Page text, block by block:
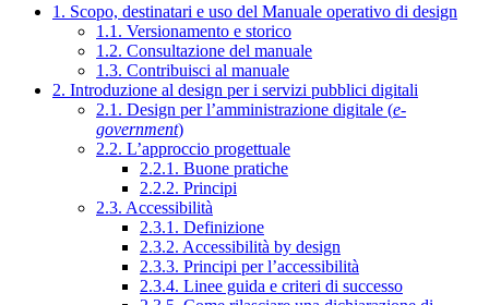
1. Scopo, destinatari e uso del Manuale operativo di design
1.1. Versionamento e storico
1.2. Consultazione del manuale
1.3. Contribuisci al manuale
2. Introduzione al design per i servizi pubblici digitali
2.1. Design per l’amministrazione digitale (e-
government)
2.2. L’approccio progettuale
2.2.1. Buone pratiche
2.2.2. Principi
2.3. Accessibilità
2.3.1. Definizione
2.3.2. Accessibilità by design
2.3.3. Principi per l’accessibilità
2.3.4. Linee guida e criteri di successo